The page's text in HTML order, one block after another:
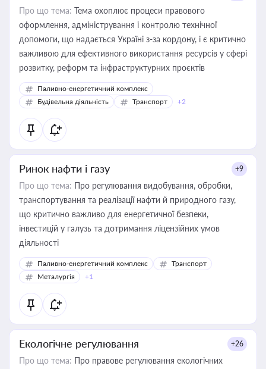
Про що тема: Тема охоплює процеси правового
оформлення, адміністрування і контролю технічної
допомоги, що надається Україні з-за кордону, і є критично
важливою для ефективного використання ресурсів у сфері
розвитку, реформ та інфраструктурних проєктів
Паливно-енергетичний комплекс
Будівельна діяльність
Транспорт +2
Ринок нафти і газу +9
Про що тема: Про регулювання видобування, обробки,
транспортування та реалізації нафти й природного газу,
що критично важливо для енергетичної безпеки,
інвестицій у галузь та дотримання ліцензійних умов
діяльності
Паливно-енергетичний комплекс
Транспорт
Металургія
+1
Екологічне регулювання +26
Про що тема: Про правове регулювання екологічних